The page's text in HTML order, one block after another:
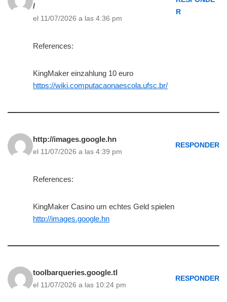
/
el 11/07/2026 a las 4:36 pm
R
References:
KingMaker einzahlung 10 euro
https://wiki.computacaonaescola.ufsc.br/
http://images.google.hn
el 11/07/2026 a las 4:39 pm
RESPONDER
References:
KingMaker Casino um echtes Geld spielen
http://images.google.hn
toolbarqueries.google.tl
el 11/07/2026 a las 10:24 pm
RESPONDER